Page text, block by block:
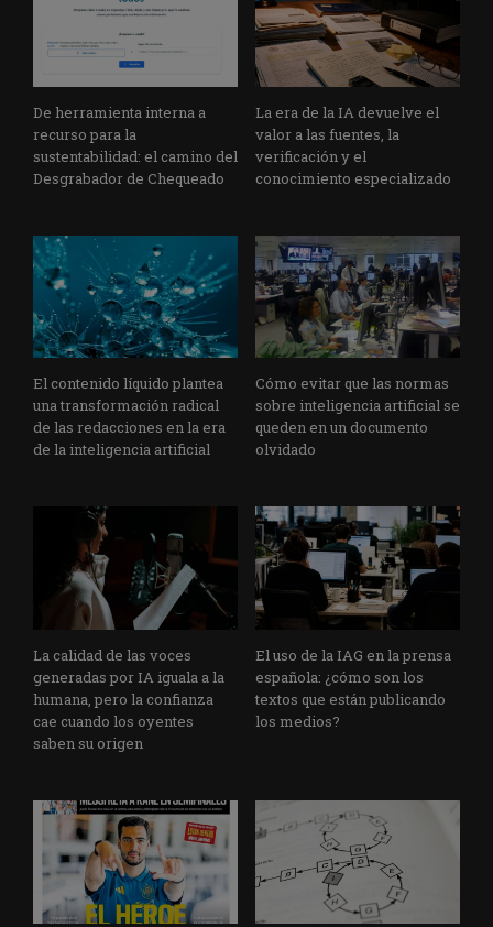
De herramienta interna a
recurso para la
sustentabilidad: el camino del
Desgrabador de Chequeado
La era de la IA devuelve el
valor a las fuentes, la
verificación y el
conocimiento especializado
El contenido líquido plantea
una transformación radical
de las redacciones en la era
de la inteligencia artificial
Cómo evitar que las normas
sobre inteligencia artificial se
queden en un documento
olvidado
La calidad de las voces
generadas por IA iguala a la
humana, pero la confianza
cae cuando los oyentes
saben su origen
El uso de la IAG en la prensa
española: ¿cómo son los
textos que están publicando
los medios?